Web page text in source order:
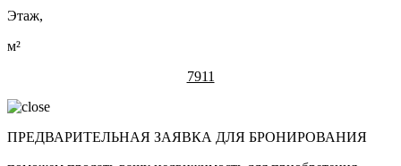
Этаж,
м²
7911
ПРЕДВАРИТЕЛЬНАЯ ЗАЯВКА ДЛЯ БРОНИРОВАНИЯ